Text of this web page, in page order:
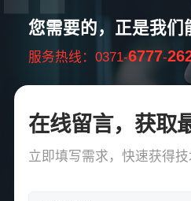
您需要的，正是我们
服务热线：0371-6777-
在线留言，获取
立即填写需求，快速获得